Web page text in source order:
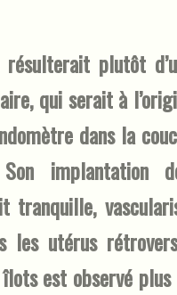
résulterait plutôt
qui serait à
dans la
implantation
tranquille,
utérus
est observé plus